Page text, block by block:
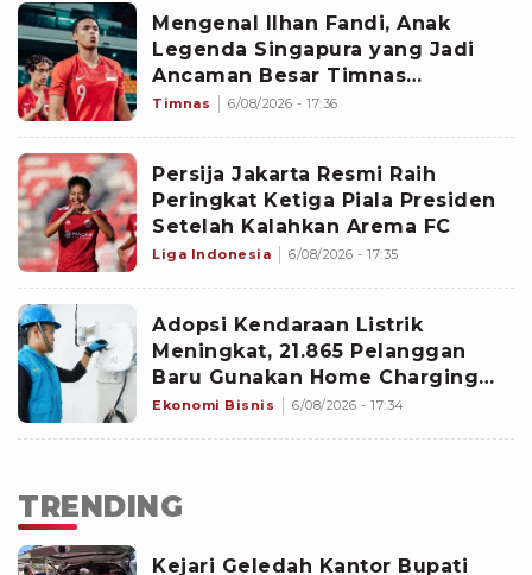
Mengenal Ilhan Fandi, Anak
Legenda Singapura yang Jadi
Ancaman Besar Timnas
Indonesia di Piala AFF 2026
Timnas 6/08/2026 - 17:36
Persija Jakarta Resmi Raih
Peringkat Ketiga Piala Presiden
Setelah Kalahkan Arema FC
Liga Indonesia 6/08/2026 - 17:35
Adopsi Kendaraan Listrik
Meningkat, 21.865 Pelanggan
Baru Gunakan Home Charging
Services PLN pada Semester I
Ekonomi Bisnis 6/08/2026 - 17:34
TRENDING
Kejari Geledah Kantor Bupati